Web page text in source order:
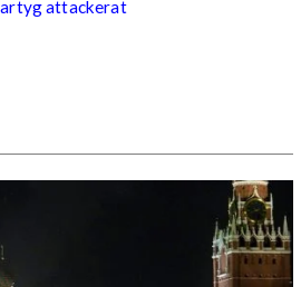
attackerat